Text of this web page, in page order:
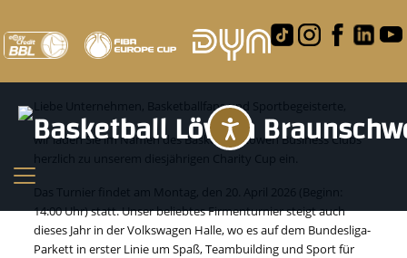
Charity Cup 2026
Liebe Unternehmen, Basketballfans und Sportbegeisterte,
wir laden Sie im Namen des Basketball Löwen Business Clubs
14:00 Uhr) statt. Unser beliebtes Firmenturnier steigt auch
dieses Jahr in der Volkswagen Halle, wo es auf dem Bundesliga-
Parkett in erster Linie um Spaß, Teambuilding und Sport für